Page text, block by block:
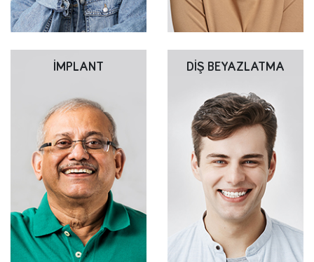
Estetik diş hekimliğinin amacı
dişlerinizde ve gülüşünüzde
pozitif bir değişim
yaratmaktır.
DSD yi (Digital Smile Design)
en basit ifadeyle yeni
gülüşünüz ile test sürüşü
yapmak olarak
tanımlayabiliriz.
İMPLANT DİŞ BEYAZLATMA